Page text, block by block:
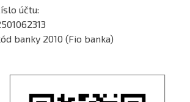
účtu:
banky 2010 (Fio banka)